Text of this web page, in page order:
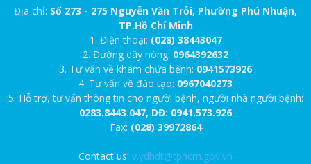
Địa chỉ: Số 273 - 275 Nguyễn Văn Trỗi, Phường Phú Nhuận,
TP.Hồ Chí Minh
1. Điện thoại: (028) 38443047
2. Đường dây nóng: 0964392632
3. Tư vấn về khám chữa bệnh: 0941573926
4. Tư vấn về đào tạo: 0967040273
5. Hỗ trợ, tư vấn thông tin cho người bệnh, người nhà người bệnh:
0283.8443.047, DĐ: 0941.573.926
Fax: (028) 39972864
Contact us: v.ydhdt@tphcm.gov.vn